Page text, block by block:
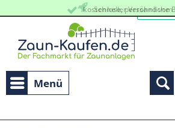
Schneller Versand vom
kostenlose, persöhnliche
Menü